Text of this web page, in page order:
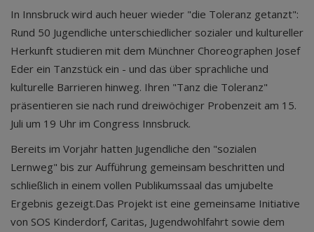
In Innsbruck wird auch heuer wieder "die Toleranz getanzt":
Rund 50 Jugendliche unterschiedlicher sozialer und kultureller
Herkunft studieren mit dem Münchner Choreographen Josef
Eder ein Tanzstück ein - und das über sprachliche und
kulturelle Barrieren hinweg. Ihren "Tanz die Toleranz"
präsentieren sie nach rund dreiwöchiger Probenzeit am 15.
Juli um 19 Uhr im Congress Innsbruck.
Bereits im Vorjahr hatten Jugendliche den "sozialen
Lernweg" bis zur Aufführung gemeinsam beschritten und
schließlich in einem vollen Publikumssaal das umjubelte
Ergebnis gezeigt.Das Projekt ist eine gemeinsame Initiative
von SOS Kinderdorf, Caritas, Jugendwohlfahrt sowie dem